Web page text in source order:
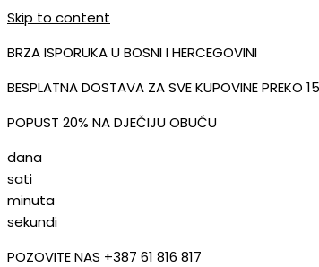
Skip to content
BRZA ISPORUKA U BOSNI I HERCEGOVINI
BESPLATNA DOSTAVA ZA SVE KUPOVINE PREKO
POPUST 20% NA DJEČIJU OBUĆU
dana
sati
minuta
sekundi
POZOVITE NAS +387 61 816 817